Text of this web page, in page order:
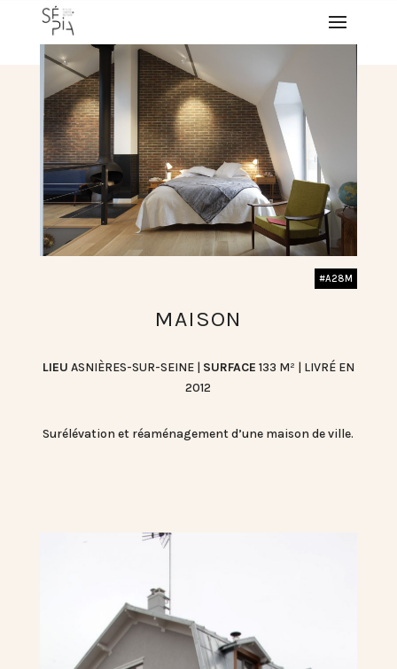
#A28M
MAISON
LIEU ASNIÈRES-SUR-SEINE | SURFACE 133 M² | LIVRÉ EN
2012
Surélévation et réaménagement d’une maison de ville.